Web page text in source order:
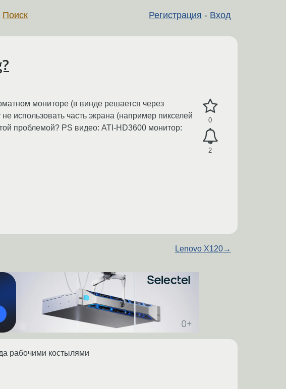
Регистрация - Вход
Поиск
0
2
мониторе (в винде решается через
использовать часть экрана (например пикселей
проблемой? PS видео: ATI-HD3600 монитор:
Lenovo X120→
рабочими костылями